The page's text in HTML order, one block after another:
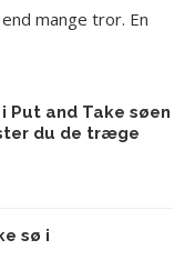
mange tror. En
Put and Take søen
du de træge
sø i